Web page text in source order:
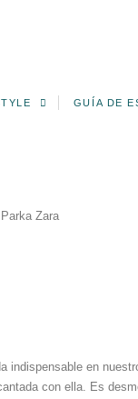
GUÍA DE
Zara
indispensable en
con ella. Es